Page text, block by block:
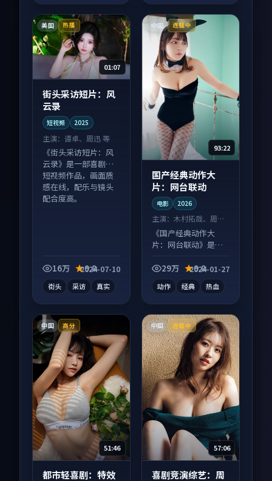
美国 热播
01:07
街头采访短片：风
云录
短视频 2025
主演： 谭卓、周迅 等
《街头采访短片：风
云录》是一部喜剧向
短视频作品，画面质
感在线，配乐与镜头
配合度高。
16万 9.8
2024-07-10
街头 采访 真实
中国 连载中
93:22
国产经典动作大
片：网台联动
电影 2026
主演：木村拓哉、周迅
等
《国产经典动作大
片：网台联动》是一
人物关系层层推进，
29万 9.8
2024-01-27
动作 经典 热血
中国 高分
51:46
都市轻喜剧：特效
中国 连载中
57:06
喜剧竞演综艺：周